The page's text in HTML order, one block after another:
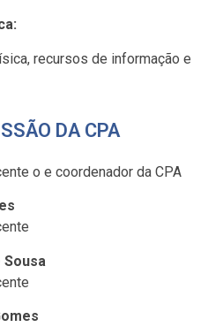
recursos de informação e
DA CPA
o e coordenador da CPA
Sousa